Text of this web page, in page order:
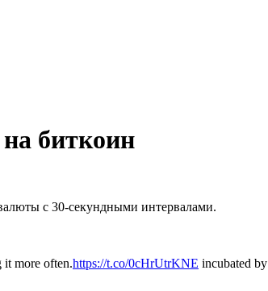
биткоин
с 30-секундными интервалами.
it more often.https://t.co/0cHrUtrKNE incubated by